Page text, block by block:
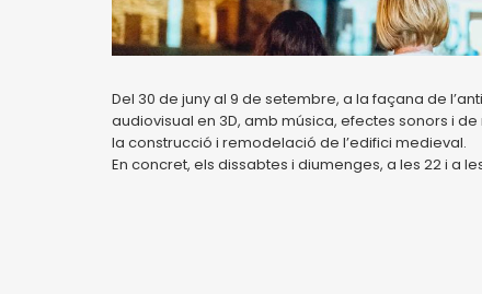
Del 30 de juny al 9 de setembre, a la façana de
audiovisual en 3D, amb música, efectes sonors i
la construcció i remodelació de l’edifici medieval.
En concret, els dissabtes i diumenges, a les 22 i a